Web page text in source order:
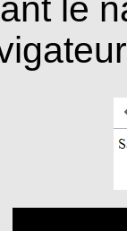
le